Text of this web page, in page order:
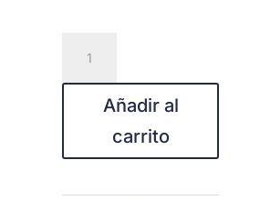
1234DD-
Añadir al
carrito